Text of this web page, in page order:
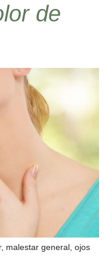
de
malestar general, ojos